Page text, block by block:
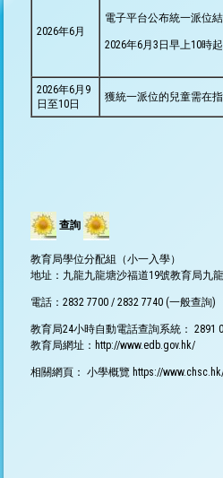
2026年6月
電子平台公布統一派位
2026年6月3日早上10時起
2026年6月9
日至10日
獲統一派位的兒童需在
查詢
教育局學位分配組（小一入學）
地址：九龍九龍塘沙福道19號教育局九
電話：2832 7700 / 2832 7740 (一般查詢)
教育局24小時自動電話查詢系統： 2891
教育局網址： http://www.edb.gov.hk/
相關網頁： 小學概覽 https://